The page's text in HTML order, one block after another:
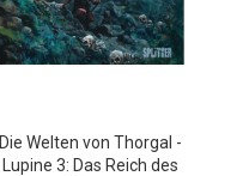
Die Welten von Thorgal -
Lupine 3: Das Reich des